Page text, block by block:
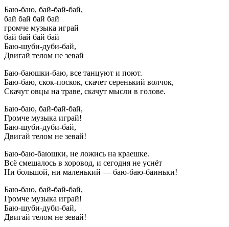
Баю-баю, бай-бай-бай,
бай бай бай бай
громче музыка играй
бай бай бай бай
Баю-шуби-дуби-бай,
Двигай телом не зевай
Баю-баюшки-баю, все танцуют и поют.
Баю-баю, скок-поскок, скачет серенький волчок,
Скачут овцы на траве, скачут мысли в голове.
Баю-баю, бай-бай-бай,
Громче музыка играй!
Баю-шуби-дуби-бай,
Двигай телом не зевай!
Баю-баю-баюшки, не ложись на краешке.
Всё смешалось в хоровод, и сегодня не уснёт
Ни большой, ни маленький — баю-баю-баиньки!
Баю-баю, бай-бай-бай,
Громче музыка играй!
Баю-шуби-дуби-бай,
Двигай телом не зевай!